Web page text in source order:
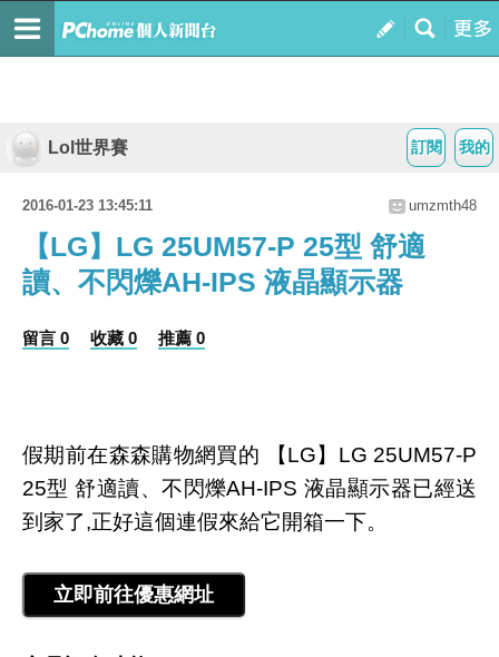
我的
訂閱
Lol世界賽
2016-01-23 13:45:11 umzmth48
【LG】LG 25UM57-P 25型 舒適
讀、不閃爍AH-IPS 液晶顯示器
留言 0 收藏 0 推薦 0
假期前在森森購物網買的 【LG】LG 25UM57-P
25型 舒適讀、不閃爍AH-IPS 液晶顯示器已經送
到家了,正好這個連假來給它開箱一下。